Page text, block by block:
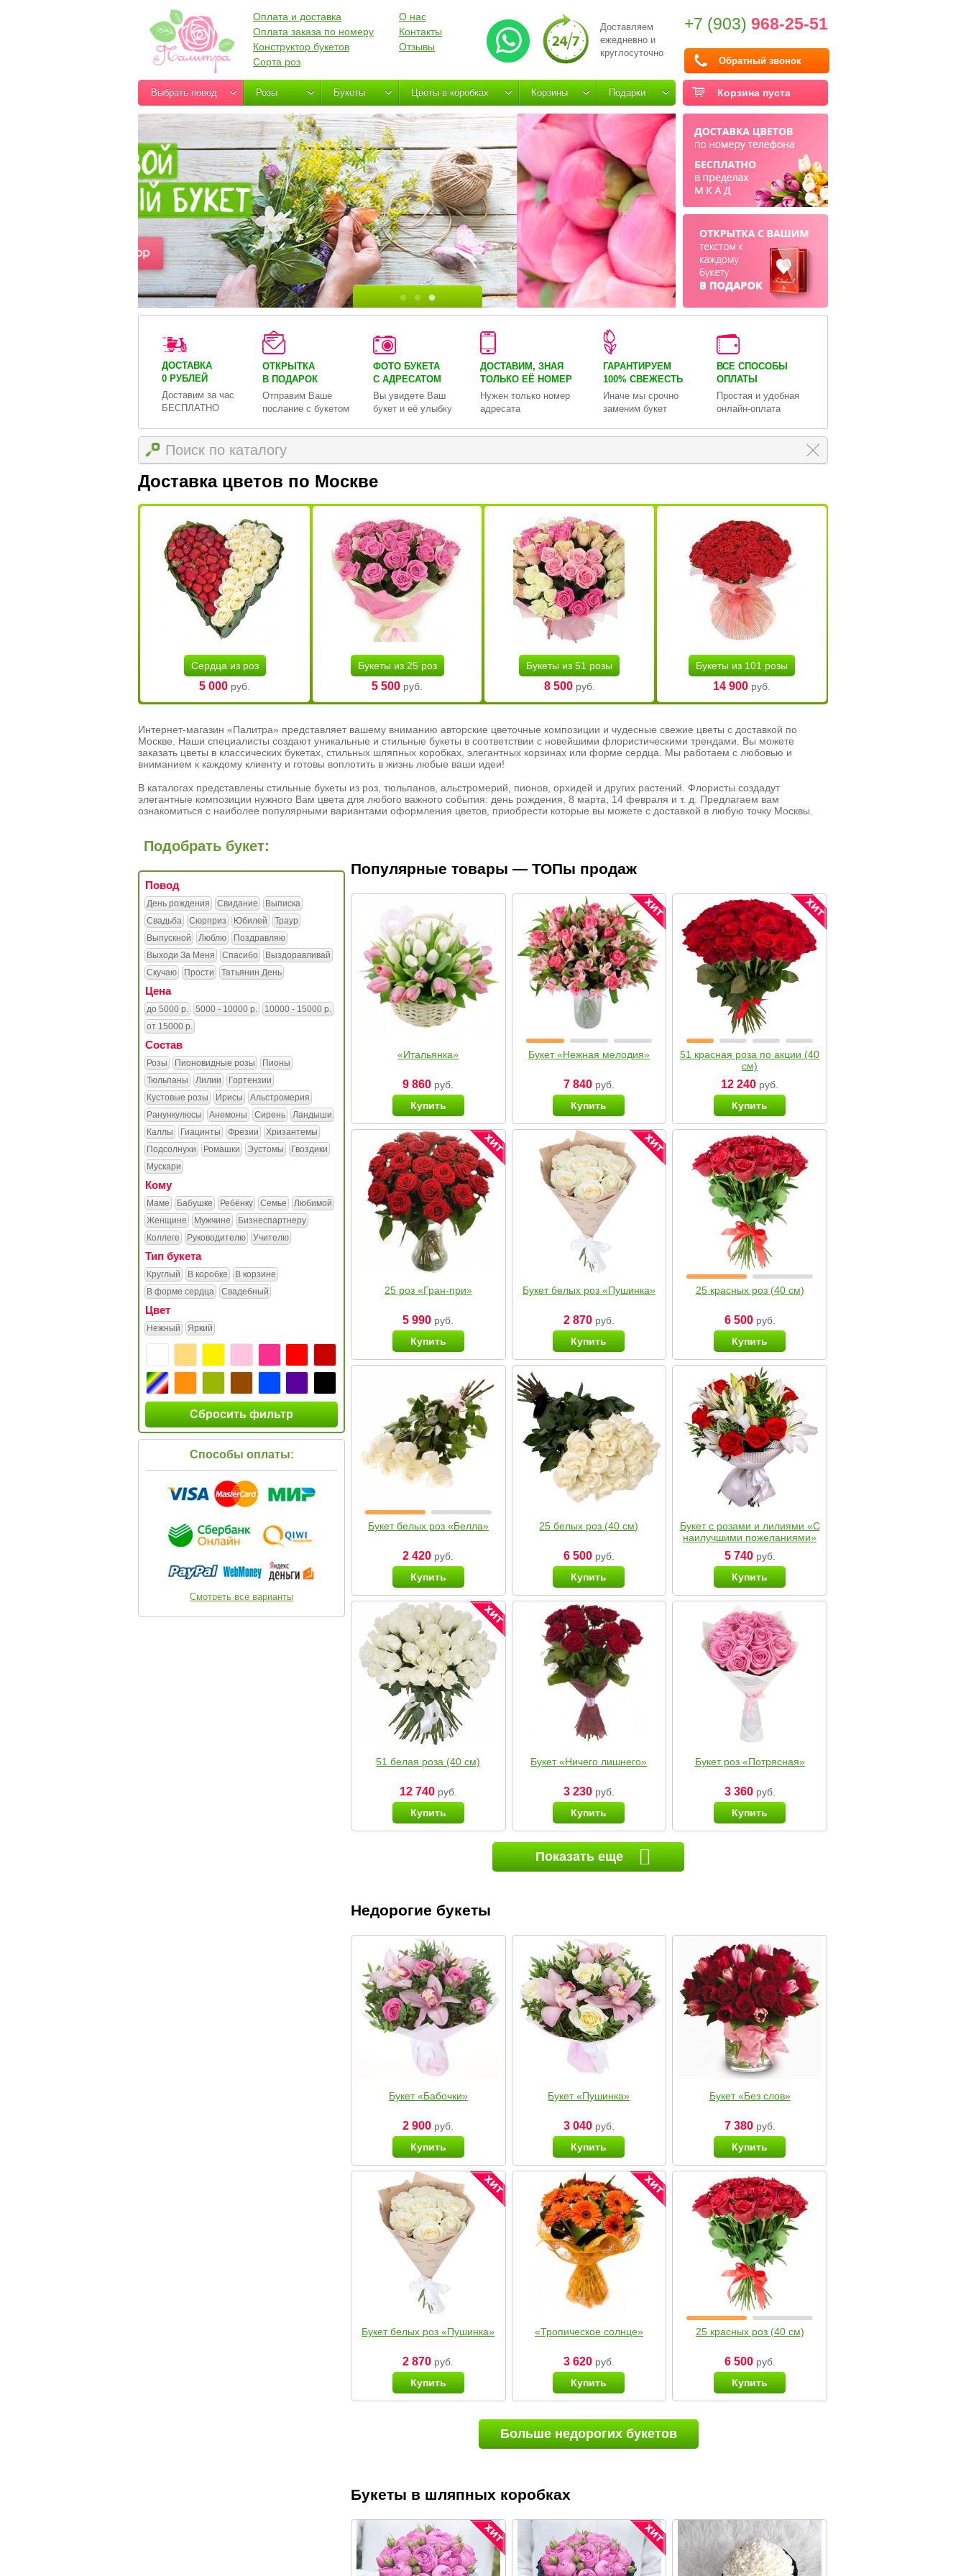
Доставляем
ежедневно и
круглосуточно
+7 (903) 968-25-51
Обратный звонок
Оплата и доставка
Оплата заказа по номеру
Конструктор букетов
Сорта роз
О нас
Контакты
Отзывы
Корзина пуста
Выбрать повод Розы Букеты Цветы в коробках Корзины Подарки
ДОСТАВКА
0 РУБЛЕЙ
Доставим за час
БЕСПЛАТНО
ОТКРЫТКА
В ПОДАРОК
Отправим Ваше
послание с букетом
ФОТО БУКЕТА
С АДРЕСАТОМ
Вы увидете Ваш
букет и её улыбку
ДОСТАВИМ, ЗНАЯ
ТОЛЬКО ЕЁ НОМЕР
Нужен только номер
адресата
ГАРАНТИРУЕМ
100% СВЕЖЕСТЬ
Иначе мы срочно
заменим букет
ВСЕ СПОСОБЫ
ОПЛАТЫ
Простая и удобная
онлайн-оплата
Доставка цветов по Москве
Сердца из роз
5 000 руб.
Букеты из 25 роз
5 500 руб.
Букеты из 51 розы
8 500руб.
Букеты из 101 розы
14 900руб.
Интернет-магазин «Палитра» представляет вашему вниманию авторские цветочные композиции и чудесные свежие цветы с доставкой по
Москве. Наши специалисты создают уникальные и стильные букеты в соответствии с новейшими флористическими трендами. Вы можете
заказать цветы в классических букетах, стильных шляпных коробках, элегантных корзинах или форме сердца. Мы работаем с любовью и
вниманием к каждому клиенту и готовы воплотить в жизнь любые ваши идеи!
В каталогах представлены стильные букеты из роз, тюльпанов, альстромерий, пионов, орхидей и других растений. Флористы создадут
элегантные композиции нужного Вам цвета для любого важного события: день рождения, 8 марта, 14 февраля и т. д. Предлагаем вам
ознакомиться с наиболее популярными вариантами оформления цветов, приобрести которые вы можете с доставкой в любую точку Москвы.
Подобрать букет:
Повод
День рождения Свидание
Выписка
Свадьба
Сюрприз Юбилей
Траур
Выпускной
Люблю
Поздравляю
Выходи За Меня
Спасибо
Выздоравливай
Скучаю
Прости Татьянин День
Цена
до 5000 р. 5000 - 10000 р.
10000 - 15000 р.
от 15000 р.
Состав
Розы Пионовидные розы
Пионы
Тюльпаны
Лилии
Гортензии
Кустовые розы
Ирисы
Альстромерия
Ранункулюсы
Анемоны Сирень
Ландыши
Каллы
Гиацинты Фрезии
Хризантемы
Подсолнухи
Ромашки Эустомы
Гвоздики
Мускари
Кому
Маме Бабушке Ребёнку Семье
Любимой
Женщине
Мужчине
Бизнеспартнеру
Коллеге
Руководителю Учителю
Тип букета
Круглый В коробке
В корзине
В форме сердца
Свадебный
Цвет
Нежный Яркий
Сбросить фильтр
Способы оплаты:
Смотреть все варианты
Популярные товары — ТОПы продаж
«Итальянка»
9 860 руб.
Купить
Букет «Нежная мелодия»
7 840руб.
Купить
51 красная роза по акции (40
см)
12 240 руб.
Купить
25 роз «Гран-при»
5 990 руб.
Купить
Букет белых роз «Пушинка»
2 870руб.
Купить
25 красных роз (40 см)
6 500руб.
Купить
Букет белых роз «Белла»
2 420 руб.
Купить
25 белых роз (40 см)
6 500руб.
Купить
Букет с розами и лилиями «С
наилучшими пожеланиями»
5 740руб.
Купить
51 белая роза (40 см)
12 740руб.
Купить
Букет «Ничего лишнего»
3 230руб.
Купить
Букет роз «Потрясная»
3 360руб.
Купить
Показать еще
Недорогие букеты
Букет «Бабочки»
2 900 руб.
Купить
Букет «Пушинка»
3 040руб.
Купить
Букет «Без слов»
7 380руб.
Купить
Букет белых роз «Пушинка»
2 870 руб.
Купить
«Тропическое солнце»
3 620руб.
Купить
25 красных роз (40 см)
6 500руб.
Купить
Больше недорогих букетов
Букеты в шляпных коробках